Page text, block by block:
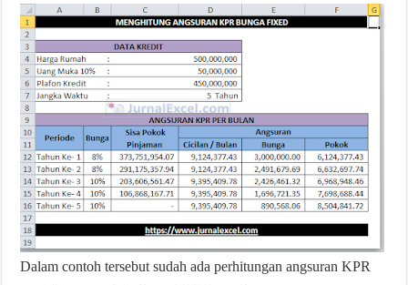
Dalam contoh tersebut sudah ada perhitungan angsuran KPR